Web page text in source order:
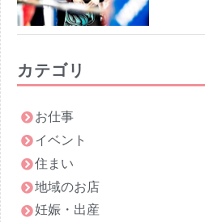
カテゴリ
お仕事
イベント
住まい
地域のお店
妊娠・出産